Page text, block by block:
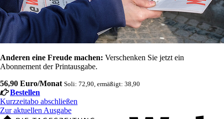
Anderen eine Freude machen: Verschenken Sie jetzt ein
Abonnement der Printausgabe.
56,90 Euro/Monat Soli: 72,90, ermäßigt: 38,90
Bestellen
Kurzzeitabo abschließen
Zur aktuellen Ausgabe